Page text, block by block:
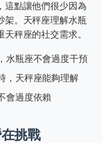
這點讓他們很少因為
架。天秤座理解水瓶
秤座的社交需求。
水瓶座不會過度干預
，天秤座能夠理解
會過度依賴
挑戰